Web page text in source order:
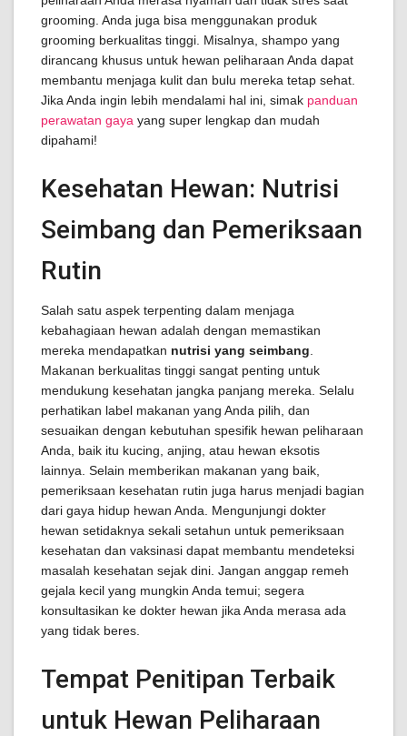
grooming. Anda juga bisa menggunakan produk
grooming berkualitas tinggi. Misalnya, shampo yang
dirancang khusus untuk hewan peliharaan Anda dapat
membantu menjaga kulit dan bulu mereka tetap sehat.
Jika Anda ingin lebih mendalami hal ini, simak panduan
perawatan gaya yang super lengkap dan mudah
dipahami!
Kesehatan Hewan: Nutrisi
Seimbang dan Pemeriksaan
Rutin
Salah satu aspek terpenting dalam menjaga
kebahagiaan hewan adalah dengan memastikan
mereka mendapatkan nutrisi yang seimbang
Makanan berkualitas tinggi sangat penting untuk
mendukung kesehatan jangka panjang mereka. Selalu
perhatikan label makanan yang Anda pilih, dan
sesuaikan dengan kebutuhan spesifik hewan peliharaan
Anda, baik itu kucing, anjing, atau hewan eksotis
lainnya. Selain memberikan makanan yang baik,
pemeriksaan kesehatan rutin juga harus menjadi bagian
dari gaya hidup hewan Anda. Mengunjungi dokter
hewan setidaknya sekali setahun untuk pemeriksaan
kesehatan dan vaksinasi dapat membantu mendeteksi
masalah kesehatan sejak dini. Jangan anggap remeh
gejala kecil yang mungkin Anda temui; segera
konsultasikan ke dokter hewan jika Anda merasa ada
yang tidak beres.
Tempat Penitipan Terbaik
untuk Hewan Peliharaan